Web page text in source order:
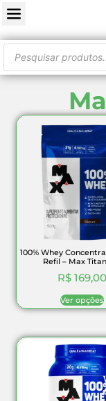
100% Whey
Refil – Max
R$ 169,00
Ver opções